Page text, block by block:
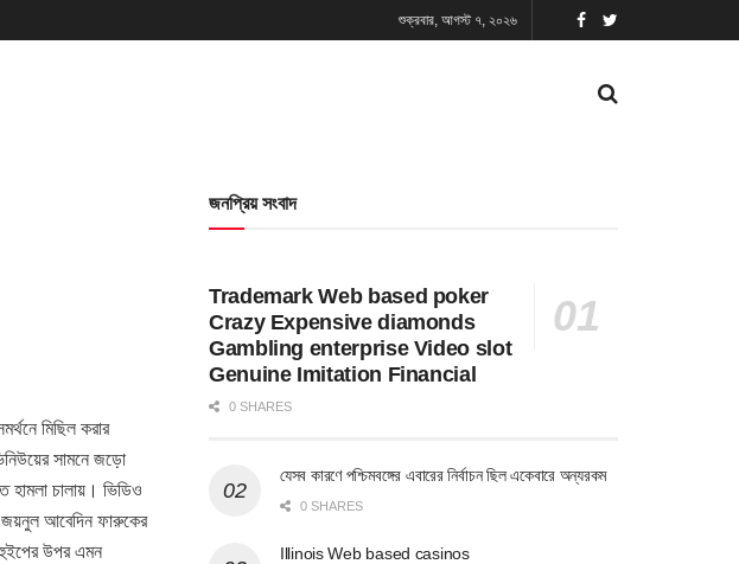
শুক্রবার, আগস্ট ৭, ২০২৬
মিছিল করার
সামনে জড়ো
হামলা চালায়। ভিডিও
জয়নুল আবেদিন ফারুকের
হুইপের উপর এমন
জনপ্রিয় সংবাদ
Trademark Web based poker
Crazy Expensive diamonds
Gambling enterprise Video slot
Genuine Imitation Financial
0 SHARES
যেসব কারণে পশ্চিমবঙ্গের এবারের নির্বাচন ছিল একেবারে অন্যরকম
0 SHARES
Illinois Web based casinos